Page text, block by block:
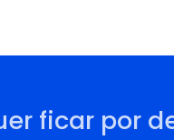
ficar por